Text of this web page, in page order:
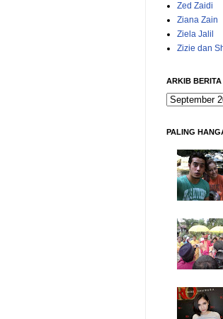
Zed Zaidi
Ziana Zain
Ziela Jalil
Zizie dan
ARKIB BERITA
PALING